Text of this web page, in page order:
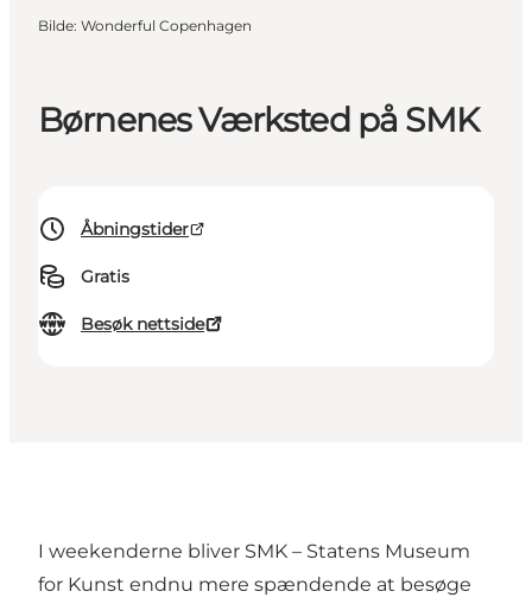
Børnenes Værksted på SMK
Åbningstider
Gratis
Besøk nettside
Bilde: Wonderful Copenhagen
I weekenderne bliver SMK – Statens Museum
for Kunst endnu mere spændende at besøge